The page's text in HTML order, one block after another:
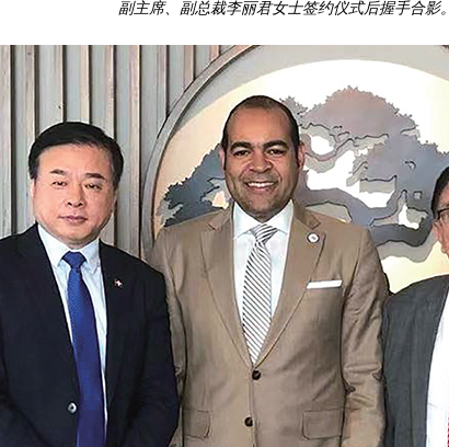
副主席、副总裁李丽君女士签约仪式后握手合影。